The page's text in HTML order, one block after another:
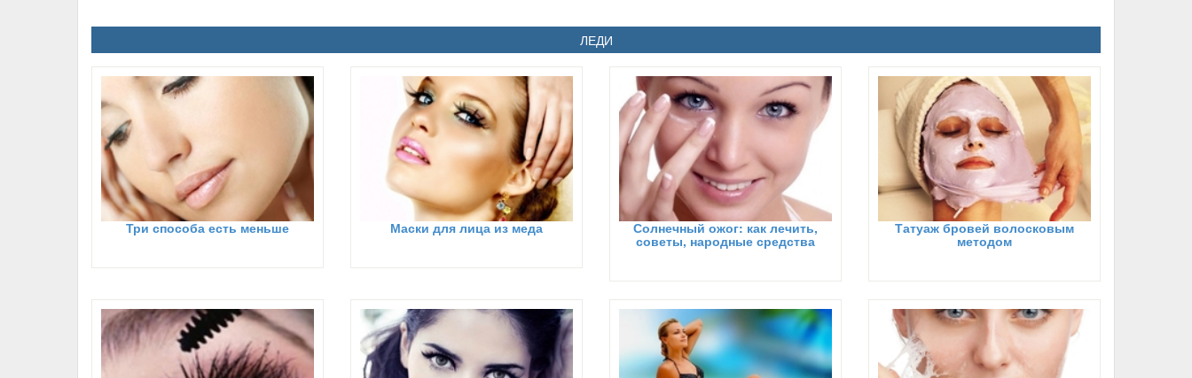
ЛЕДИ
Три способа есть меньше Маски для лица из меда Солнечный ожог: как лечить,
советы, народные средства
Татуаж бровей волосковым
методом